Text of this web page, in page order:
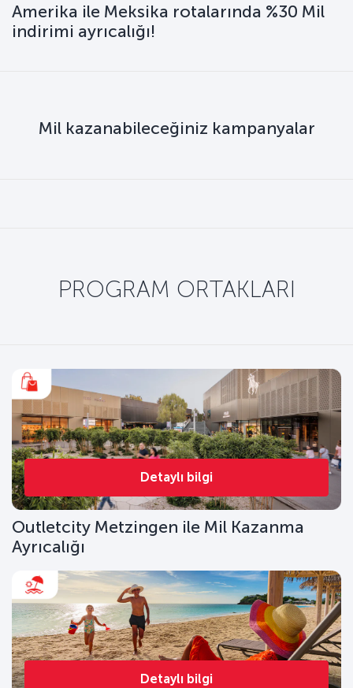
Amerika ile Meksika rotalarında %30 Mil
indirimi ayrıcalığı!
Mil kazanabileceğiniz kampanyalar
PROGRAM ORTAKLARI
Detaylı bilgi
Outletcity Metzingen ile Mil Kazanma
Ayrıcalığı
Detaylı bilgi